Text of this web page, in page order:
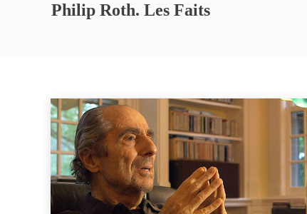
Philip Roth. Les Faits